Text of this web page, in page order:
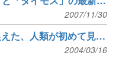
2007/11/30
NASAの火星探査車が捉えた、人類が初めて見る他の惑星上での日食
2004/03/16